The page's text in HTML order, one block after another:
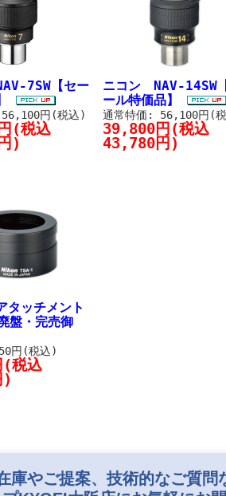
7SW【セー
円(税込)
(税込
)
ニコン NAV-14SW
ール特価品】
通常特価: 56,100円(
39,800円(税込
43,780円)
ッチメント
盤・完売御
円(税込)
税込
)
庫やご提案、技術的なご質問